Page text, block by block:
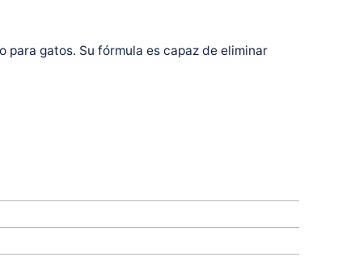
gatos. Su fórmula es capaz de eliminar